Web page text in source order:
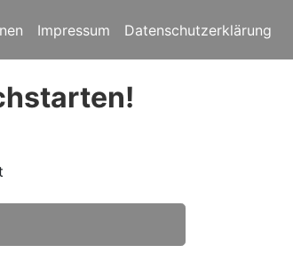
Impressum Datenschutzerklärung